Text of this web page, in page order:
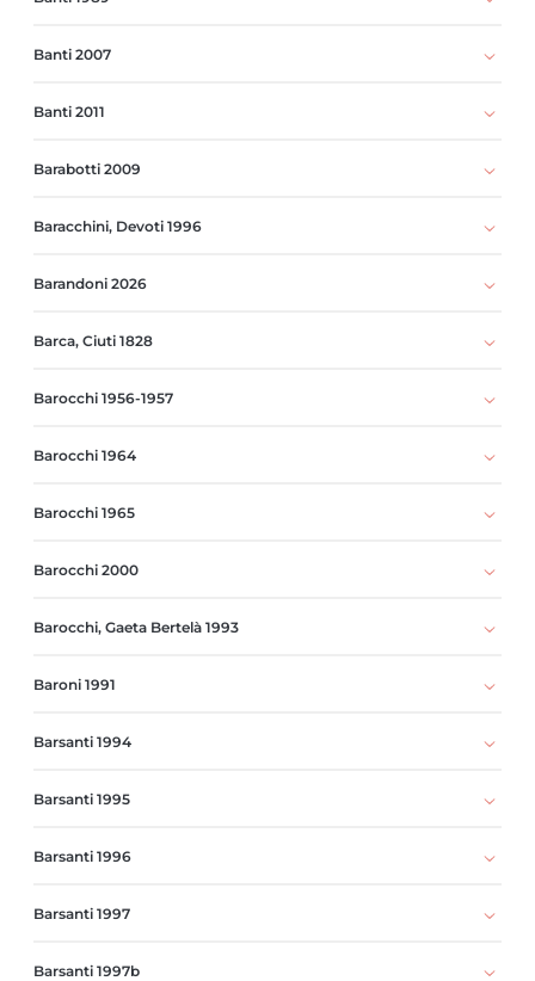
Banti 2007
Banti 2011
Barabotti 2009
Baracchini, Devoti 1996
Barandoni 2026
Barca, Ciuti 1828
Barocchi 1956-1957
Barocchi 1964
Barocchi 1965
Barocchi 2000
Barocchi, Gaeta Bertelà 1993
Baroni 1991
Barsanti 1994
Barsanti 1995
Barsanti 1996
Barsanti 1997
Barsanti 1997b